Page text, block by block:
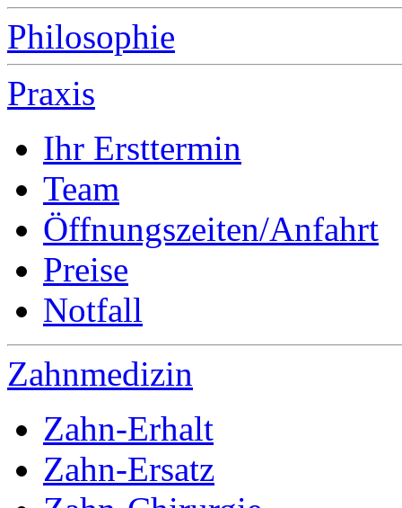
Philosophie
Praxis
Ihr Ersttermin
Team
Öffnungszeiten/Anfahrt
Preise
Notfall
Zahnmedizin
Zahn-Erhalt
Zahn-Ersatz